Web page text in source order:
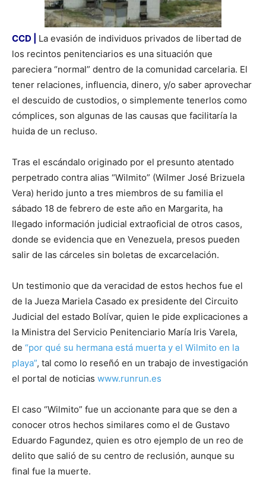
CCD | La evasión de individuos privados de libertad de
los recintos penitenciarios es una situación que
pareciera “normal” dentro de la comunidad carcelaria. El
tener relaciones, influencia, dinero, y/o saber aprovechar
el descuido de custodios, o simplemente tenerlos como
cómplices, son algunas de las causas que facilitaría la
huida de un recluso.
Tras el escándalo originado por el presunto atentado
perpetrado contra alias “Wilmito” (Wilmer José Brizuela
Vera) herido junto a tres miembros de su familia el
sábado 18 de febrero de este año en Margarita, ha
llegado información judicial extraoficial de otros casos,
donde se evidencia que en Venezuela, presos pueden
salir de las cárceles sin boletas de excarcelación.
Un testimonio que da veracidad de estos hechos fue el
de la Jueza Mariela Casado ex presidente del Circuito
Judicial del estado Bolívar, quien le pide explicaciones a
la Ministra del Servicio Penitenciario María Iris Varela,
de “por qué su hermana está muerta y el Wilmito en la
playa”, tal como lo reseñó en un trabajo de investigación
el portal de noticias www.runrun.es
El caso “Wilmito” fue un accionante para que se den a
conocer otros hechos similares como el de Gustavo
Eduardo Fagundez, quien es otro ejemplo de un reo de
delito que salió de su centro de reclusión, aunque su
final fue la muerte.